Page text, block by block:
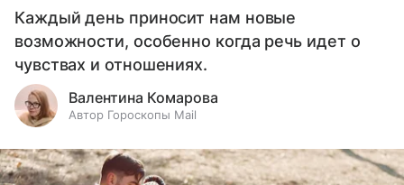
Каждый день приносит нам новые
возможности, особенно когда речь идет о
чувствах и отношениях.
Валентина Комарова
Автор Гороскопы Mail